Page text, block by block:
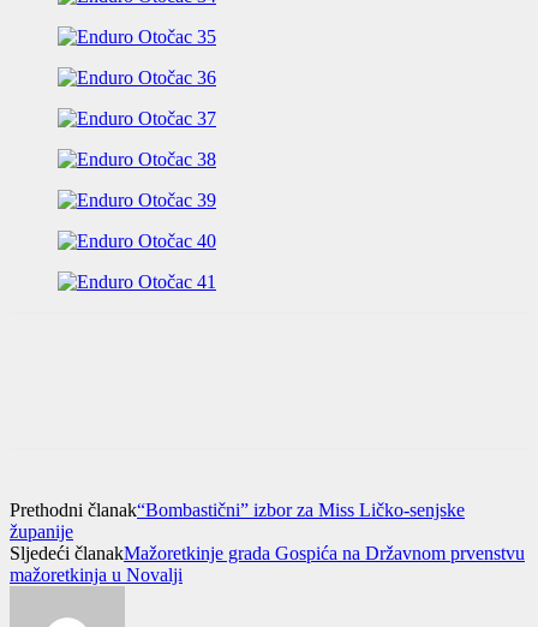
Prethodni članak“Bombastični” izbor za Miss Ličko-senjske
županije
Sljedeći članakMažoretkinje grada Gospića na Državnom prvenstvu
mažoretkinja u Novalji